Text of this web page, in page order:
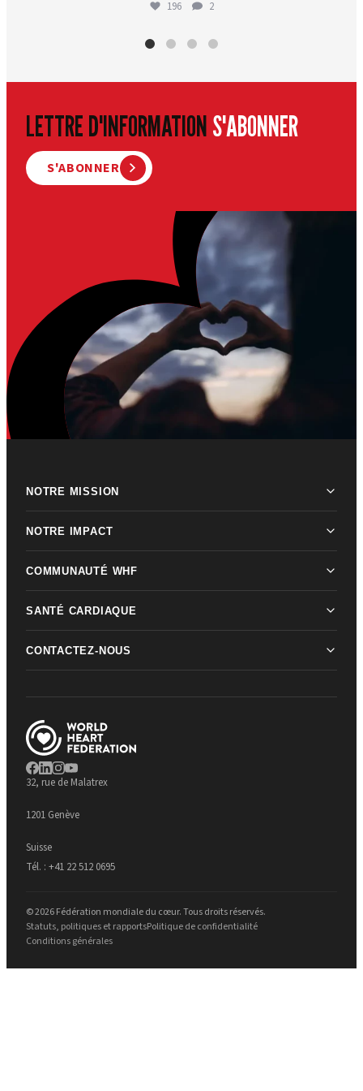
196 2
LETTRE D'INFORMATIONS'ABONNER
S'ABONNER
NOTRE MISSION
NOTRE IMPACT
COMMUNAUTÉ WHF
SANTÉ CARDIAQUE
CONTACTEZ-NOUS
32, rue de Malatrex
1201 Genève
Suisse
Tél. : +41 22 512 0695
© 2026 Fédération mondiale du cœur. Tous droits réservés.
Statuts, politiques et rapportsPolitique de confidentialité
Conditions générales